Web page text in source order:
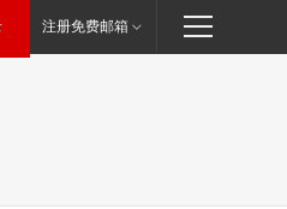
注册免费邮箱